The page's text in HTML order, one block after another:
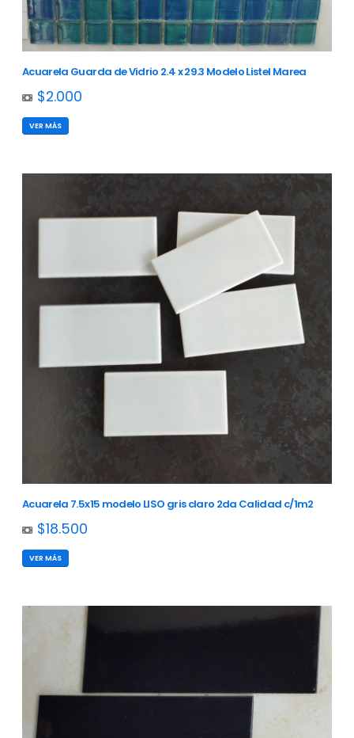
Acuarela Guarda de Vidrio 2.4 x 29.3 Modelo Listel Marea
$2.000
VER MÁS
Acuarela 7.5x15 modelo LISO gris claro 2da Calidad c/1m2
$18.500
VER MÁS